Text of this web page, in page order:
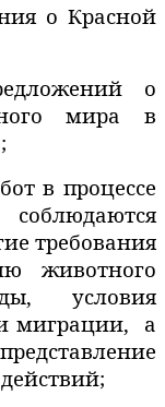
о Красной
о
мира в
в процессе
требования
животного
условия
миграции,
а